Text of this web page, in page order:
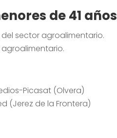
de 41 años
sector agroalimentario.
Picasat (Olvera)
(Jerez de la Frontera)